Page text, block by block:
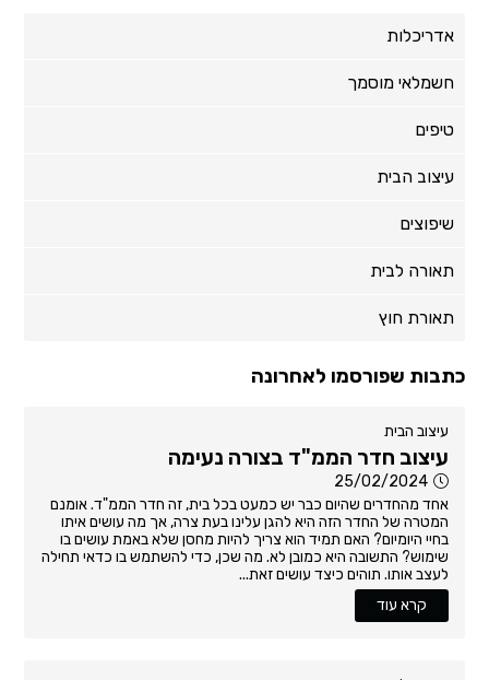
אדריכלות
חשמלאי מוסמך
טיפים
עיצוב הבית
שיפוצים
תאורה לבית
תאורת חוץ
כתבות שפורסמו לאחרונה
עיצוב הבית
עיצוב חדר הממ"ד בצורה נעימה
25/02/2024
אחד מהחדרים שהיום כבר יש כמעט בכל בית, זה חדר הממ"ד. אומנם
המטרה של החדר הזה היא להגן עלינו בעת צרה, אך מה עושים איתו
בחיי היומיום? האם תמיד הוא צריך להיות מחסן שלא באמת עושים בו
שימוש? התשובה היא כמובן לא. מה שכן, כדי להשתמש בו כדאי תחילה
לעצב אותו. תוהים כיצד עושים זאת...
קרא עוד